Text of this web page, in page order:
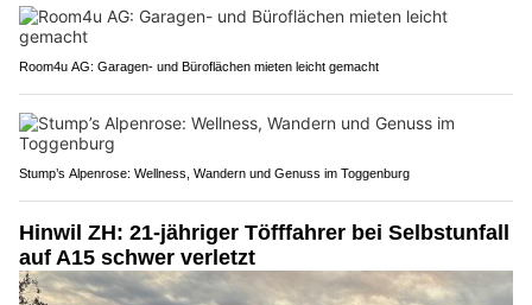
Room4u AG: Garagen- und Büroflächen mieten leicht gemacht
Stump’s Alpenrose: Wellness, Wandern und Genuss im Toggenburg
Hinwil ZH: 21-jähriger Töfffahrer bei Selbstunfall
auf A15 schwer verletzt